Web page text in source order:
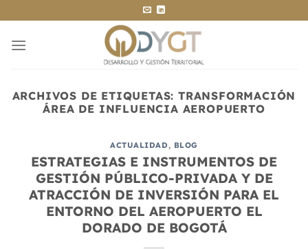
al
contenido
ARCHIVOS DE ETIQUETAS:TRANSFORMACIÓN
ÁREA DE INFLUENCIA AEROPUERTO
ACTUALIDAD, BLOG
ESTRATEGIAS E INSTRUMENTOS DE
GESTIÓN PÚBLICO-PRIVADA Y DE
ATRACCIÓN DE INVERSIÓN PARA EL
ENTORNO DEL AEROPUERTO EL
DORADO DE BOGOTÁ